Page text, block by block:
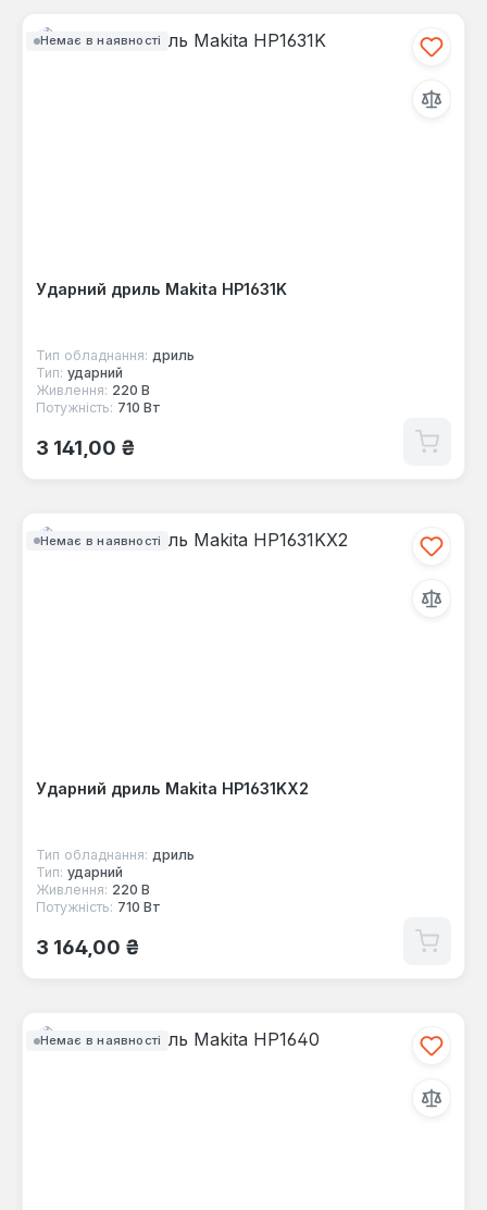
Немає в наявності
Ударний дриль Makita HP1631K
Тип обладнання: дриль
Тип: ударний
Живлення: 220 В
Потужність: 710 Вт
Звичайна ціна:
3 141,00 ₴
Немає в наявності
Ударний дриль Makita HP1631KX2
Тип обладнання: дриль
Тип: ударний
Живлення: 220 В
Потужність: 710 Вт
Звичайна ціна:
3 164,00 ₴
Немає в наявності